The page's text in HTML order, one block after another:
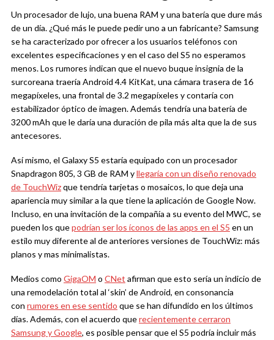
Un procesador de lujo, una buena RAM y una batería que dure más
de un día. ¿Qué más le puede pedir uno a un fabricante? Samsung
se ha caracterizado por ofrecer a los usuarios teléfonos con
excelentes especificaciones y en el caso del S5 no esperamos
menos. Los rumores indican que el nuevo buque insignia de la
surcoreana traería Android 4.4 KitKat, una cámara trasera de 16
megapíxeles, una frontal de 3.2 megapíxeles y contaría con
estabilizador óptico de imagen. Además tendría una batería de
3200 mAh que le daría una duración de pila más alta que la de sus
antecesores.
Así mismo, el Galaxy S5 estaría equipado con un procesador
Snapdragon 805, 3 GB de RAM yllegaría con un diseño renovado
de TouchWizque tendría tarjetas o mosaicos, lo que deja una
apariencia muy similar a la que tiene la aplicación de Google Now.
Incluso, en una invitación de la compañía a su evento del MWC, se
pueden los quepodrían ser los íconos de las apps en el S5 en un
estilo muy diferente al de anteriores versiones de TouchWiz: más
planos y mas minimalistas.
Medios como GigaOM o CNet afirman que esto sería un indicio de
una remodelación total al ‘skin’ de Android, en consonancia
con rumores en ese sentido que se han difundido en los últimos
días. Además, con el acuerdo querecientemente cerraron
Samsung y Google, es posible pensar que el S5 podría incluir más